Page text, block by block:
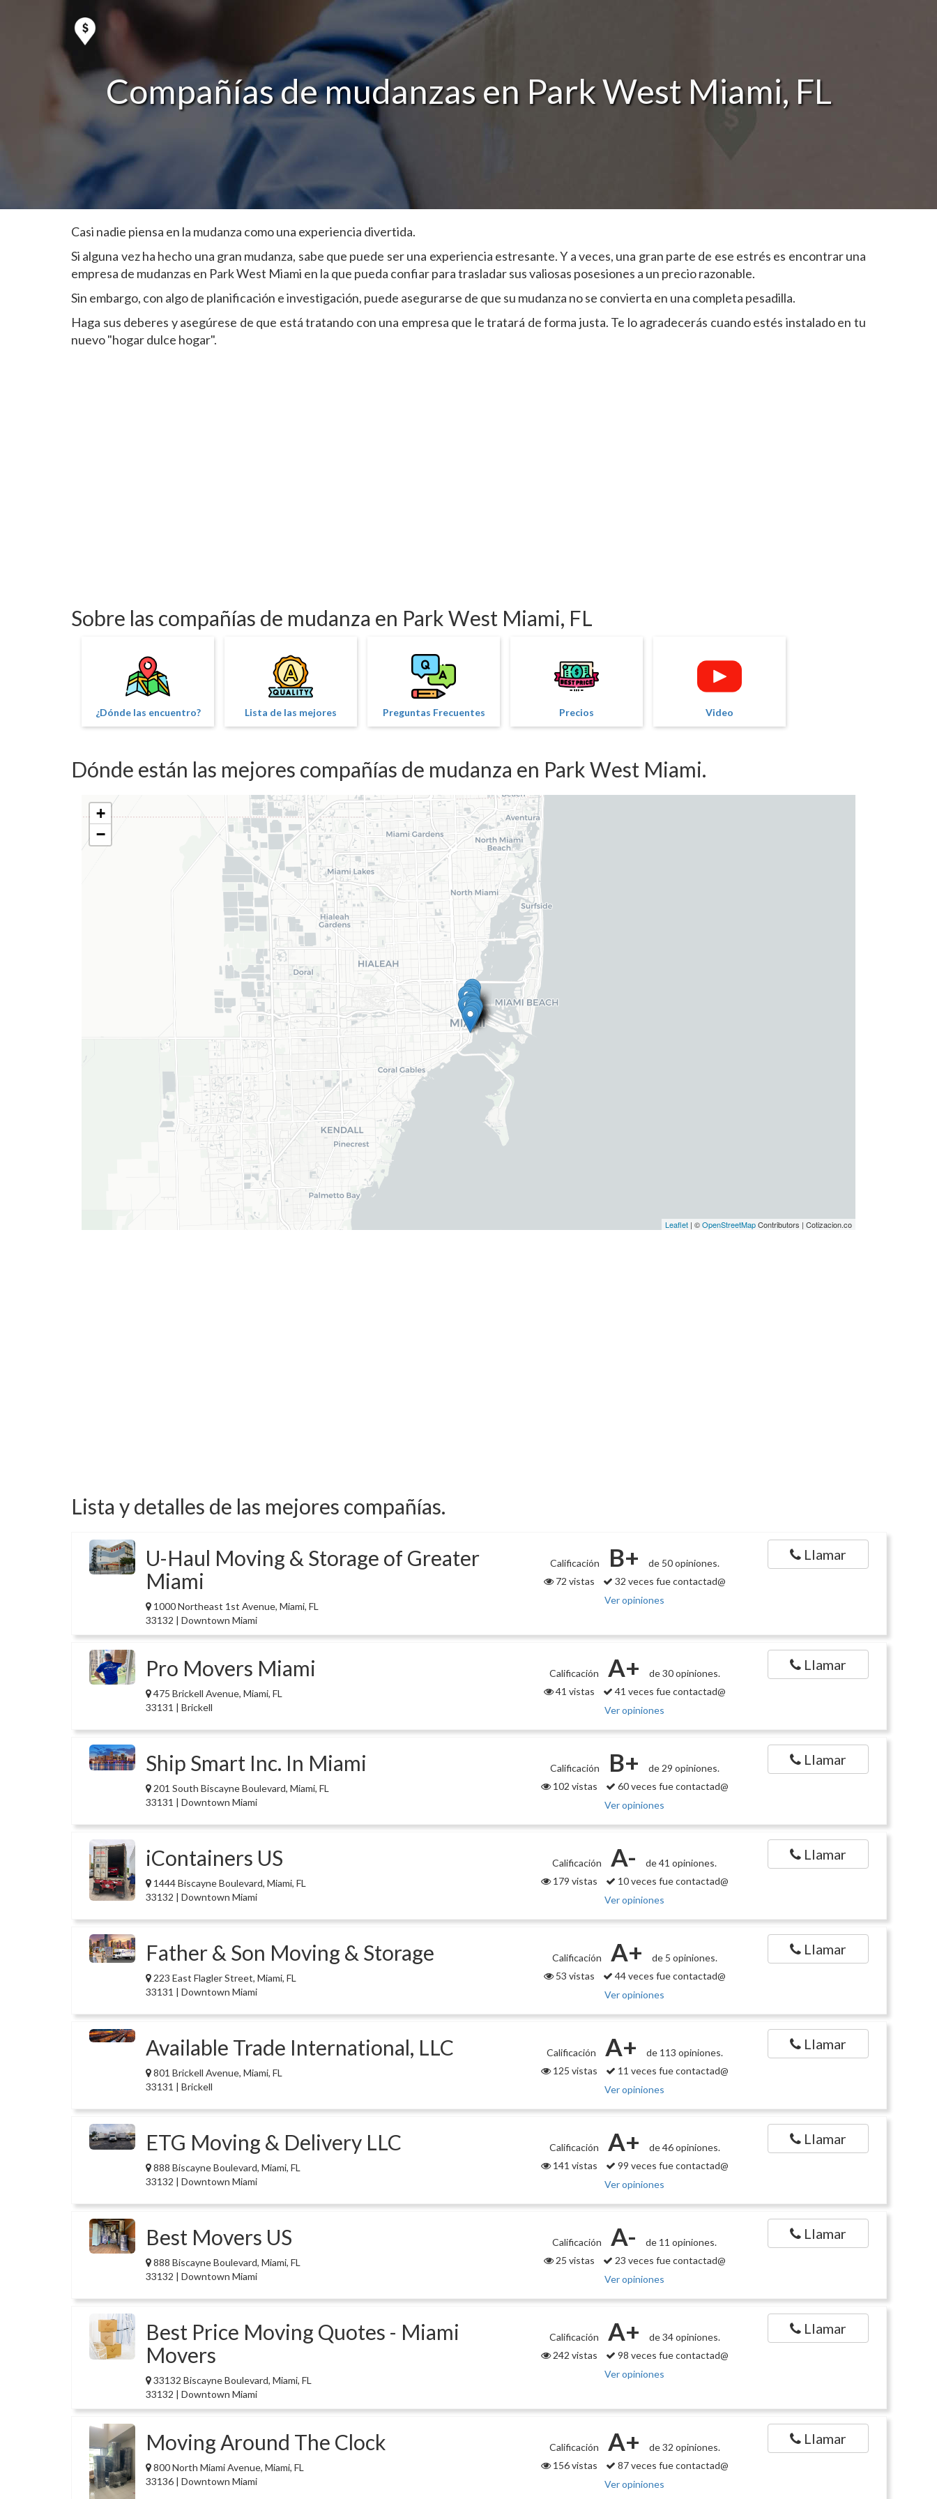
Compañías de mudanzas en Park West Miami, FL
Casi nadie piensa en la mudanza como una experiencia divertida.
Si alguna vez ha hecho una gran mudanza, sabe que puede ser una experiencia estresante. Y a veces, una gran parte de ese estrés es encontrar una
empresa de mudanzas en Park West Miami en la que pueda confiar para trasladar sus valiosas posesiones a un precio razonable.
Sin embargo, con algo de planificación e investigación, puede asegurarse de que su mudanza no se convierta en una completa pesadilla.
Haga sus deberes y asegúrese de que está tratando con una empresa que le tratará de forma justa. Te lo agradecerás cuando estés instalado en tu
nuevo "hogar dulce hogar".
Sobre las compañías de mudanza en Park West Miami, FL
¿Dónde las encuentro? Lista de las mejores Preguntas Frecuentes Precios Video
Dónde están las mejores compañías de mudanza en Park West Miami.
+
−
Leaflet | ©OpenStreetMapContributors | Cotizacion.co
Lista y detalles de las mejores compañías.
U-Haul Moving & Storage of Greater
Miami
1000 Northeast 1st Avenue, Miami, FL
33132 | Downtown Miami
Calificación B+
de 50 opiniones.
72 vistas
32 veces fue contactad@
Ver opiniones
Llamar
Pro Movers Miami
475 Brickell Avenue, Miami, FL
33131 | Brickell
Calificación A+
de 30 opiniones.
41 vistas
41 veces fue contactad@
Ver opiniones
Llamar
Ship Smart Inc. In Miami
201 South Biscayne Boulevard, Miami, FL
33131 | Downtown Miami
Calificación B+
de 29 opiniones.
102 vistas
60 veces fue contactad@
Ver opiniones
Llamar
iContainers US
1444 Biscayne Boulevard, Miami, FL
33132 | Downtown Miami
Calificación A-
de 41 opiniones.
179 vistas
10 veces fue contactad@
Ver opiniones
Llamar
Father & Son Moving & Storage
223 East Flagler Street, Miami, FL
33131 | Downtown Miami
Calificación A+
de 5 opiniones.
53 vistas
44 veces fue contactad@
Ver opiniones
Llamar
Available Trade International, LLC
801 Brickell Avenue, Miami, FL
33131 | Brickell
Calificación A+
de 113 opiniones.
125 vistas
11 veces fue contactad@
Ver opiniones
Llamar
ETG Moving & Delivery LLC
888 Biscayne Boulevard, Miami, FL
33132 | Downtown Miami
Calificación A+
de 46 opiniones.
141 vistas
99 veces fue contactad@
Ver opiniones
Llamar
Best Movers US
888 Biscayne Boulevard, Miami, FL
33132 | Downtown Miami
Calificación A-
de 11 opiniones.
25 vistas
23 veces fue contactad@
Ver opiniones
Llamar
Best Price Moving Quotes - Miami
Movers
33132 Biscayne Boulevard, Miami, FL
33132 | Downtown Miami
Calificación A+
de 34 opiniones.
242 vistas
98 veces fue contactad@
Ver opiniones
Llamar
Moving Around The Clock
800 North Miami Avenue, Miami, FL
33136 | Downtown Miami
Calificación A+
de 32 opiniones.
156 vistas
87 veces fue contactad@
Ver opiniones
Llamar